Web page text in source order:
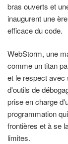
bras ouverts et
inaugurent une
efficace du code.
WebStorm, une
comme un titan
et le respect avec
d'outils de
prise en charge
programmation
frontières et à se
limites.